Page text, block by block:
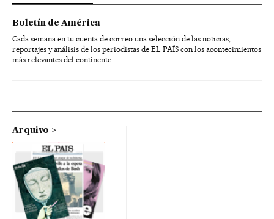
Boletín de América
Cada semana en tu cuenta de correo una selección de las noticias,
reportajes y análisis de los periodistas de EL PAÍS con los acontecimientos
más relevantes del continente.
Arquivo